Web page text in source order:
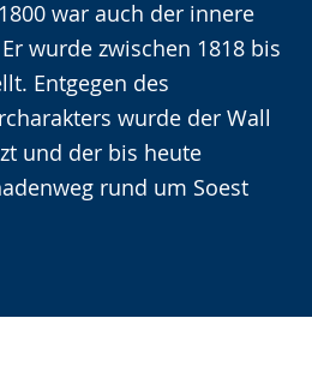
war auch der innere
wurde zwischen 1818 bis
Entgegen des
wurde der Wall
und der bis heute
rund um Soest